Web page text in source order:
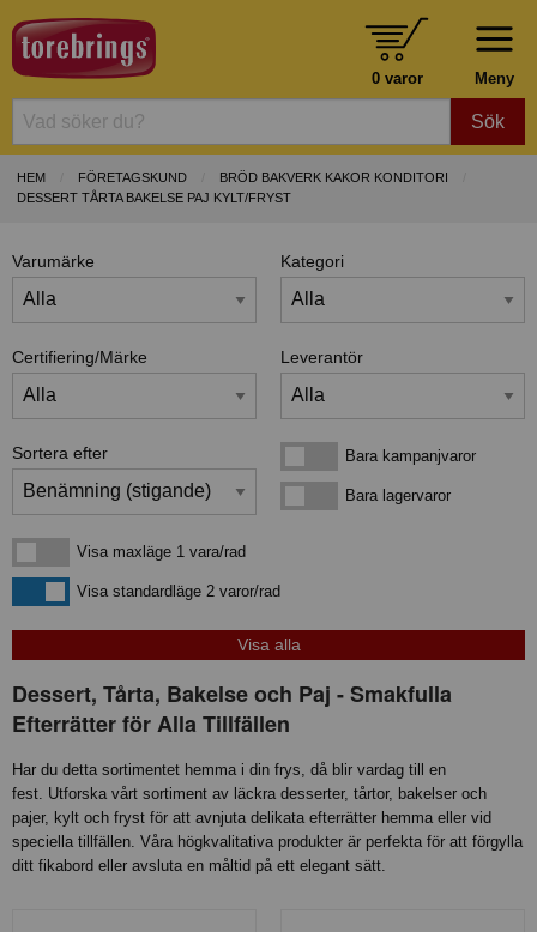
Meny
0 varor
Sök
HEM FÖRETAGSKUND
BRÖD BAKVERK KAKOR KONDITORI
DESSERT TÅRTA BAKELSE PAJ KYLT/FRYST
Varumärke Kategori
Certifiering/Märke Leverantör
Sortera efter Bara kampanjvarorBara kampanjvaror
Bara lagervarorBara lagervaror
Visa maxläge 1 vara/rad
Visa maxläge 1 vara/rad
Visa standardlägeVisa standardläge 2 varor/rad
Dessert, Tårta, Bakelse och Paj - Smakfulla
Efterrätter för Alla Tillfällen
Har du detta sortimentet hemma i din frys, då blir vardag till en
fest. Utforska vårt sortiment av läckra desserter, tårtor, bakelser och
pajer, kylt och fryst för att avnjuta delikata efterrätter hemma eller vid
speciella tillfällen. Våra högkvalitativa produkter är perfekta för att förgylla
ditt fikabord eller avsluta en måltid på ett elegant sätt.